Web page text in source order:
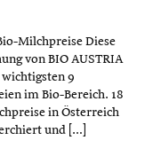
Milchpreise Diese
von BIO AUSTRIA
9
im Bio-Bereich. 18
in Österreich
und […]